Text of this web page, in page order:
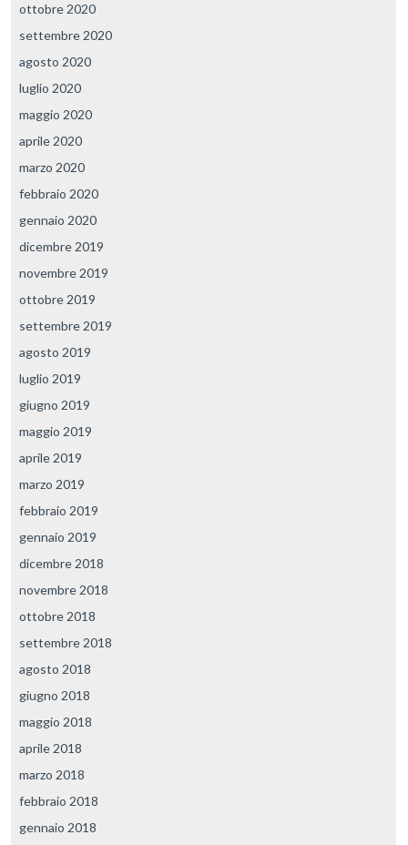
ottobre 2020
settembre 2020
agosto 2020
luglio 2020
maggio 2020
aprile 2020
marzo 2020
febbraio 2020
gennaio 2020
dicembre 2019
novembre 2019
ottobre 2019
settembre 2019
agosto 2019
luglio 2019
giugno 2019
maggio 2019
aprile 2019
marzo 2019
febbraio 2019
gennaio 2019
dicembre 2018
novembre 2018
ottobre 2018
settembre 2018
agosto 2018
giugno 2018
maggio 2018
aprile 2018
marzo 2018
febbraio 2018
gennaio 2018